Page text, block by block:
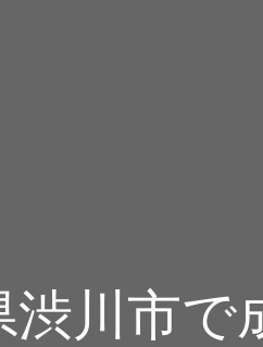
渋川市で